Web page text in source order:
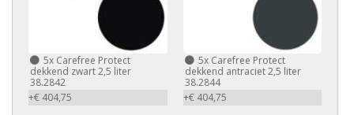
5x Carefree Protect
dekkend zwart 2,5 liter
38.2842
+€ 404,75
5xCarefree Protect
dekkend antraciet 2,5 liter
38.2844
+€ 404,75